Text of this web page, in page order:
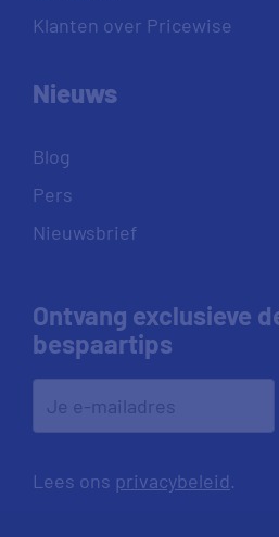
Klanten over Pricewise
Nieuws
Blog
Pers
Nieuwsbrief
Ontvang exclusieve
bespaartips
Lees ons privacybeleid.